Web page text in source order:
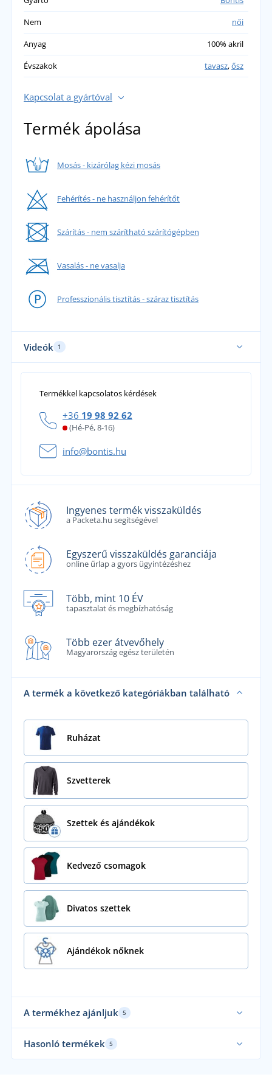
Nem
női
Anyag
100% akril
Évszakok
tavasz,ősz
Kapcsolat a gyártóval
Termék ápolása
Mosás - kizárólag kézi mosás
Fehérítés - ne használjon fehérítőt
Szárítás - nem szárítható szárítógépben
Vasalás - ne vasalja
Professzionális tisztítás - száraz tisztítás
Videók 1
Termékkel kapcsolatos kérdések
+36 19 98 92 62
(Hé-Pé, 8-16)
info@bontis.hu
Ingyenes termék visszaküldés
a Packeta.hu segítségével
Egyszerű visszaküldés garanciája
online űrlap a gyors ügyintézéshez
Több, mint 10 ÉV
tapasztalat és megbízhatóság
Több ezer átvevőhely
Magyarország egész területén
A termék a következő kategóriákban található
Ruházat
Szvetterek
Szettek és ajándékok
Kedvező csomagok
Divatos szettek
Ajándékok nőknek
A termékhez ajánljuk 5
Hasonló termékek 5